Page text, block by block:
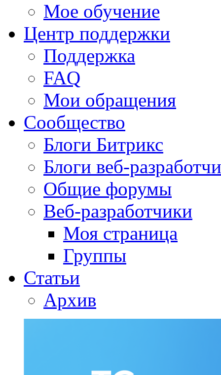
Мое обучение
Центр поддержки
Поддержка
FAQ
Мои обращения
Сообщество
Блоги Битрикс
Блоги веб-
Общие форумы
Веб-разработчики
Моя страница
Группы
Статьи
Архив